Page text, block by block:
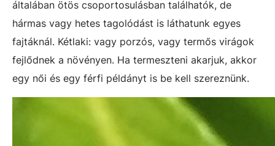
általában ötös csoportosulásban találhatók, de
hármas vagy hetes tagolódást is láthatunk egyes
fajtáknál. Kétlaki: vagy porzós, vagy termős virágok
fejlődnek a növényen. Ha termeszteni akarjuk, akkor
egy női és egy férfi példányt is be kell szereznünk.